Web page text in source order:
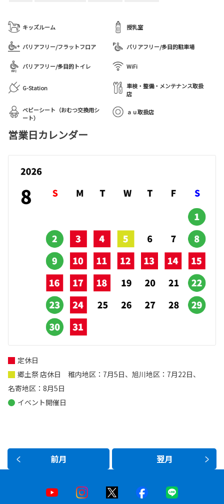
キッズルーム 授乳室
バリアフリー/フラットフロア バリアフリー/多目的駐車場
バリアフリー/多目的トイレ WiFi
G-Station
車検・整備・メンテナンス取扱
店
ベビーシート（おむつ交換用シ
ート）
ａｕ取扱店
営業日カレンダー
前月 翌月
定休日
郷土祭 店休日 稚内地区：7月5日、旭川地区：7月22日、
名寄地区：8月5日
イベント開催日